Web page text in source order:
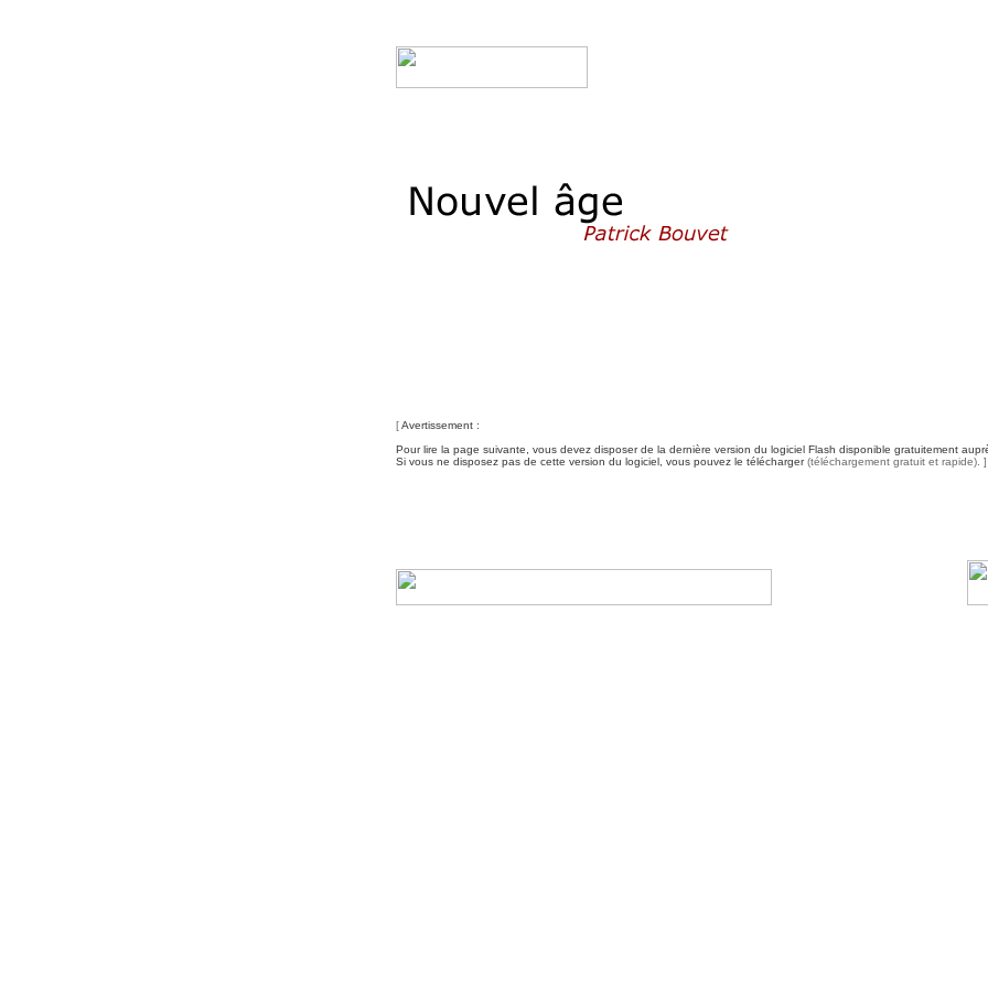
[Avertissement :
Pour lire la page suivante, vous devez disposer de la dernière version du logiciel Flash disponible gratuitement
Si vous ne disposez pas de cette version du logiciel, vous pouvez le télécharger(téléchargement gratuit et rapide). ]